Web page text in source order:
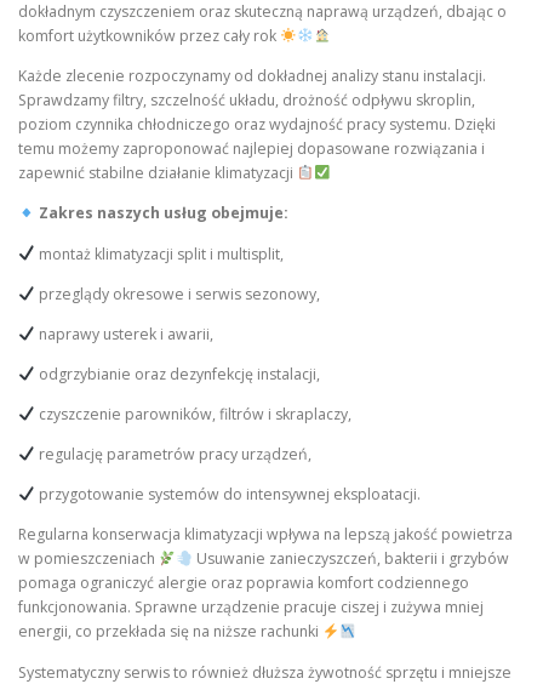
dokładnym czyszczeniem oraz skuteczną naprawą urządzeń, dbając o
komfort użytkowników przez cały rok
Każde zlecenie rozpoczynamy od dokładnej analizy stanu instalacji.
Sprawdzamy filtry, szczelność układu, drożność odpływu skroplin,
poziom czynnika chłodniczego oraz wydajność pracy systemu. Dzięki
temu możemy zaproponować najlepiej dopasowane rozwiązania i
zapewnić stabilne działanie klimatyzacji
Zakres naszych usług obejmuje:
montaż klimatyzacji split i multisplit,
przeglądy okresowe i serwis sezonowy,
naprawy usterek i awarii,
odgrzybianie oraz dezynfekcję instalacji,
czyszczenie parowników, filtrów i skraplaczy,
regulację parametrów pracy urządzeń,
przygotowanie systemów do intensywnej eksploatacji.
Regularna konserwacja klimatyzacji wpływa na lepszą jakość powietrza
w pomieszczeniach
Usuwanie zanieczyszczeń, bakterii i grzybów
pomaga ograniczyć alergie oraz poprawia komfort codziennego
funkcjonowania. Sprawne urządzenie pracuje ciszej i zużywa mniej
energii, co przekłada się na niższe rachunki
Systematyczny serwis to również dłuższa żywotność sprzętu i mniejsze